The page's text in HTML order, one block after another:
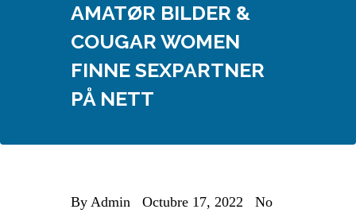
AMATØR BILDER &
COUGAR WOMEN
FINNE SEXPARTNER
PÅ NETT
By Admin Octubre 17, 2022
No